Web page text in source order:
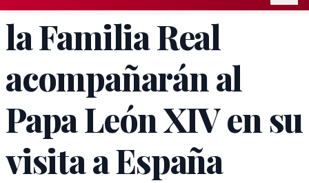
la Familia Real
acompañarán al
Papa León XIV en su
visita a España